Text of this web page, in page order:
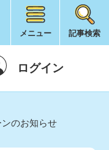
メニュー 記事検索
ログイン
のお知らせ